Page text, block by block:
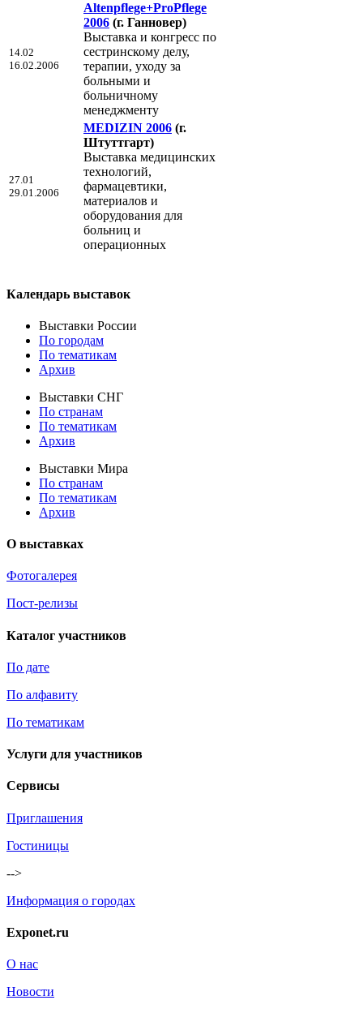
14.02
16.02.2006
Altenpflege+ProPflege
2006 (г. Ганновер)
Выставка и конгресс по
сестринскому делу,
терапии, уходу за
больными и
больничному
менеджменту
27.01
29.01.2006
MEDIZIN 2006 (г.
Штуттгарт)
Выставка медицинских
технологий,
фармацевтики,
материалов и
оборудования для
больниц и
операционных
Календарь выставок
Выставки России
По городам
По тематикам
Архив
Выставки СНГ
По странам
По тематикам
Архив
Выставки Мира
По странам
По тематикам
Архив
О выставках
Фотогалерея
Пост-релизы
Каталог участников
По дате
По алфавиту
По тематикам
Услуги для участников
Сервисы
Приглашения
Гостиницы
-->
Информация о городах
Exponet.ru
О нас
Новости